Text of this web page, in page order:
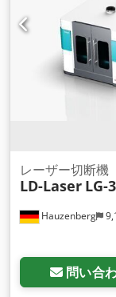
Hauzenberg
レーザー切断機
LD-Laser LG-
問い合